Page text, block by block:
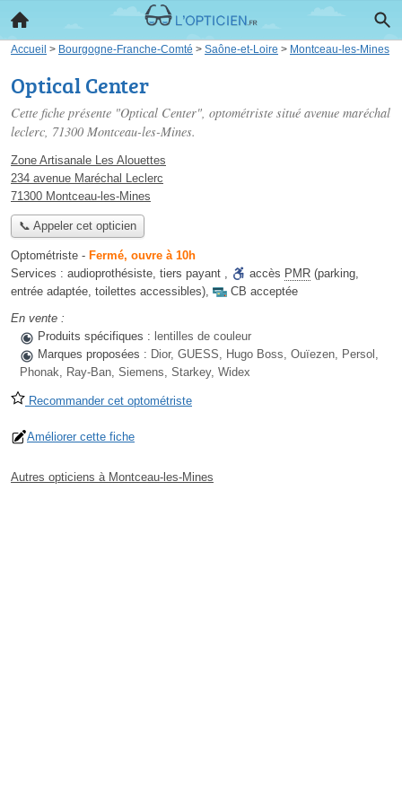
Accueil > Bourgogne-Franche-Comté > Saône-et-Loire > Montceau-les-Mines
Optical Center
Cette fiche présente "Optical Center", optométriste situé avenue maréchal
leclerc, 71300 Montceau-les-Mines.
Zone Artisanale Les Alouettes
234 avenue Maréchal Leclerc
71300 Montceau-les-Mines
📞 Appeler cet opticien
Optométriste - Fermé, ouvre à 10h
Services : audioprothésiste, tiers payant , accès PMR (parking,
entrée adaptée, toilettes accessibles),
CB acceptée
En vente :
Produits spécifiques : lentilles de couleur
Marques proposées : Dior, GUESS, Hugo Boss, Ouïezen, Persol,
Phonak, Ray-Ban, Siemens, Starkey, Widex
Recommander cet optométriste
Améliorer cette fiche
Autres opticiens à Montceau-les-Mines